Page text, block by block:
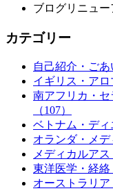
ブログリニュー
カテゴリー
自己紹介・ごあ
イギリス・アロ
南アフリカ・
（107）
ベトナム・ディ
オランダ・メデ
メディカルアス
東洋医学・経絡
オーストラリア